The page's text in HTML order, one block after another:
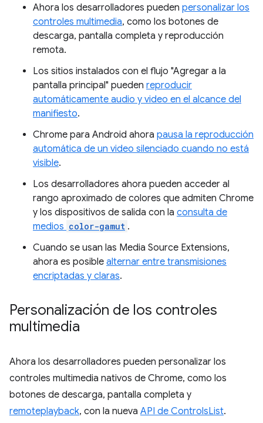
Ahora los desarrolladores pueden personalizar los
controles multimedia, como los botones de
descarga, pantalla completa y reproducción
remota.
Los sitios instalados con el flujo "Agregar a la
pantalla principal" pueden reproducir
automáticamente audio y video en el alcance del
manifiesto.
Chrome para Android ahora pausa la reproducción
automática de un video silenciado cuando no está
visible.
Los desarrolladores ahora pueden acceder al
rango aproximado de colores que admiten Chrome
y los dispositivos de salida con la consulta de
medios color-gamut .
Cuando se usan las Media Source Extensions,
ahora es posible alternar entre transmisiones
encriptadas y claras.
Personalización de los controles
multimedia
Ahora los desarrolladores pueden personalizar los
controles multimedia nativos de Chrome, como los
botones de descarga, pantalla completa y
remoteplayback, con la nueva API de ControlsList.